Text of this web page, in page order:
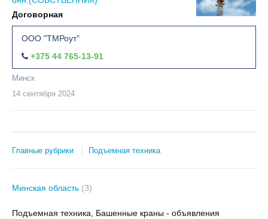
Договорная
ООО "ТМРоут"
+375 44 765-13-91
Минск
14 сентября 2024
Главные рубрики Подъемная техника
Минская область (3)
Подъемная техника, Башенные краны - объявления